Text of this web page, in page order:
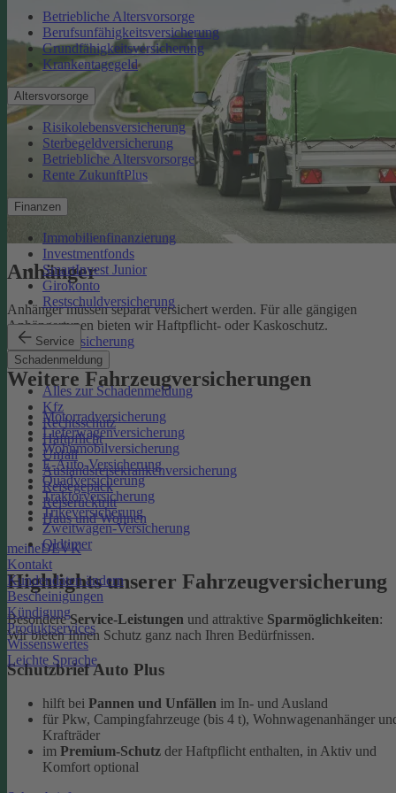
Betriebliche Altersvorsorge
Berufsunfähigkeitsversicherung
Grundfähigkeitsversicherung
Krankentagegeld
Altersvorsorge
Risikolebensversicherung
Sterbegeldversicherung
Betriebliche Altersvorsorge
Rente ZukunftPlus
Finanzen
Immobilienfinanzierung
Investmentfonds
SmartInvest Junior
Girokonto
Restschuldversicherung
Service
Schadenmeldung
Alles zur Schadenmeldung
Kfz
Rechtsschutz
Haftpflicht
Unfall
Auslandsreisekrankenversicherung
Reisegepäck
Reiserücktritt
Haus und Wohnen
meineDEVK
Kontakt
Kundendaten ändern
Bescheinigungen
Kündigung
Produktservices
Wissenswertes
Leichte Sprache
Anhänger
Anhänger müssen separat versichert werden. Für alle gängigen
Anhängertypen bieten wir Haftpflicht- oder Kaskoschutz.
Anhängerversicherung
Weitere Fahrzeugversicherungen
Motorradversicherung
Lieferwagenversicherung
Wohnmobilversicherung
E-Auto-Versicherung
Quadversicherung
Traktorversicherung
Trikeversicherung
Zweitwagen-Versicherung
Oldtimer
Highlights unserer Fahrzeugversicherung
BesondereService-Leistungen und attraktive Sparmöglichkeiten:
Wir bieten Ihnen Schutz ganz nach Ihren Bedürfnissen.
Schutzbrief Auto Plus
hilft bei Pannen und Unfällen im In- und Ausland
für Pkw, Campingfahrzeuge (bis 4 t), Wohnwagenanhänger
Krafträder
im Premium-Schutz der Haftpflicht enthalten, in Aktiv und
Komfort optional